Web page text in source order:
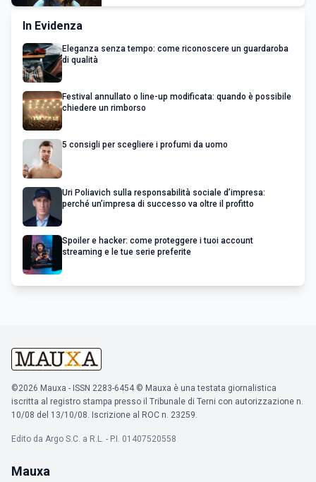
In Evidenza
Eleganza senza tempo: come riconoscere un guardaroba
di qualità
Festival annullato o line-up modificata: quando è possibile
chiedere un rimborso
5 consigli per scegliere i profumi da uomo
Uri Poliavich sulla responsabilità sociale d’impresa:
perché un’impresa di successo va oltre il profitto
Spoiler e hacker: come proteggere i tuoi account
streaming e le tue serie preferite
©2026 Mauxa - ISSN 2283-6454 © Mauxa è una testata giornalistica
iscritta al registro stampa presso il Tribunale di Terni con autorizzazione n.
10/08 del 13/10/08. Iscrizione al ROC n. 23259.
Edito da Argo S.C. a R.L. - P.I. 01407520558
Mauxa